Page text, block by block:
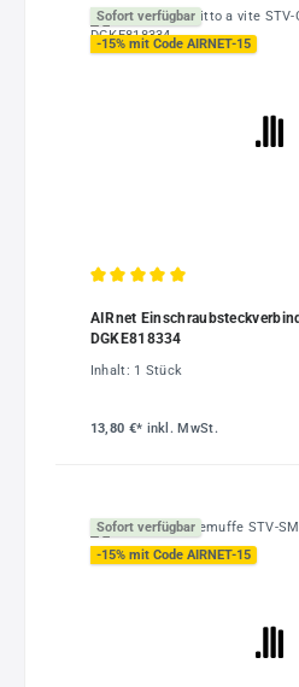
Sofort verfügbar
-15% mit Code AIRNET-15
AIRnet
DGKE818334
Inhalt: 1 Stück
13,80 €* inkl. MwSt.
Sofort verfügbar
-15% mit Code AIRNET-15